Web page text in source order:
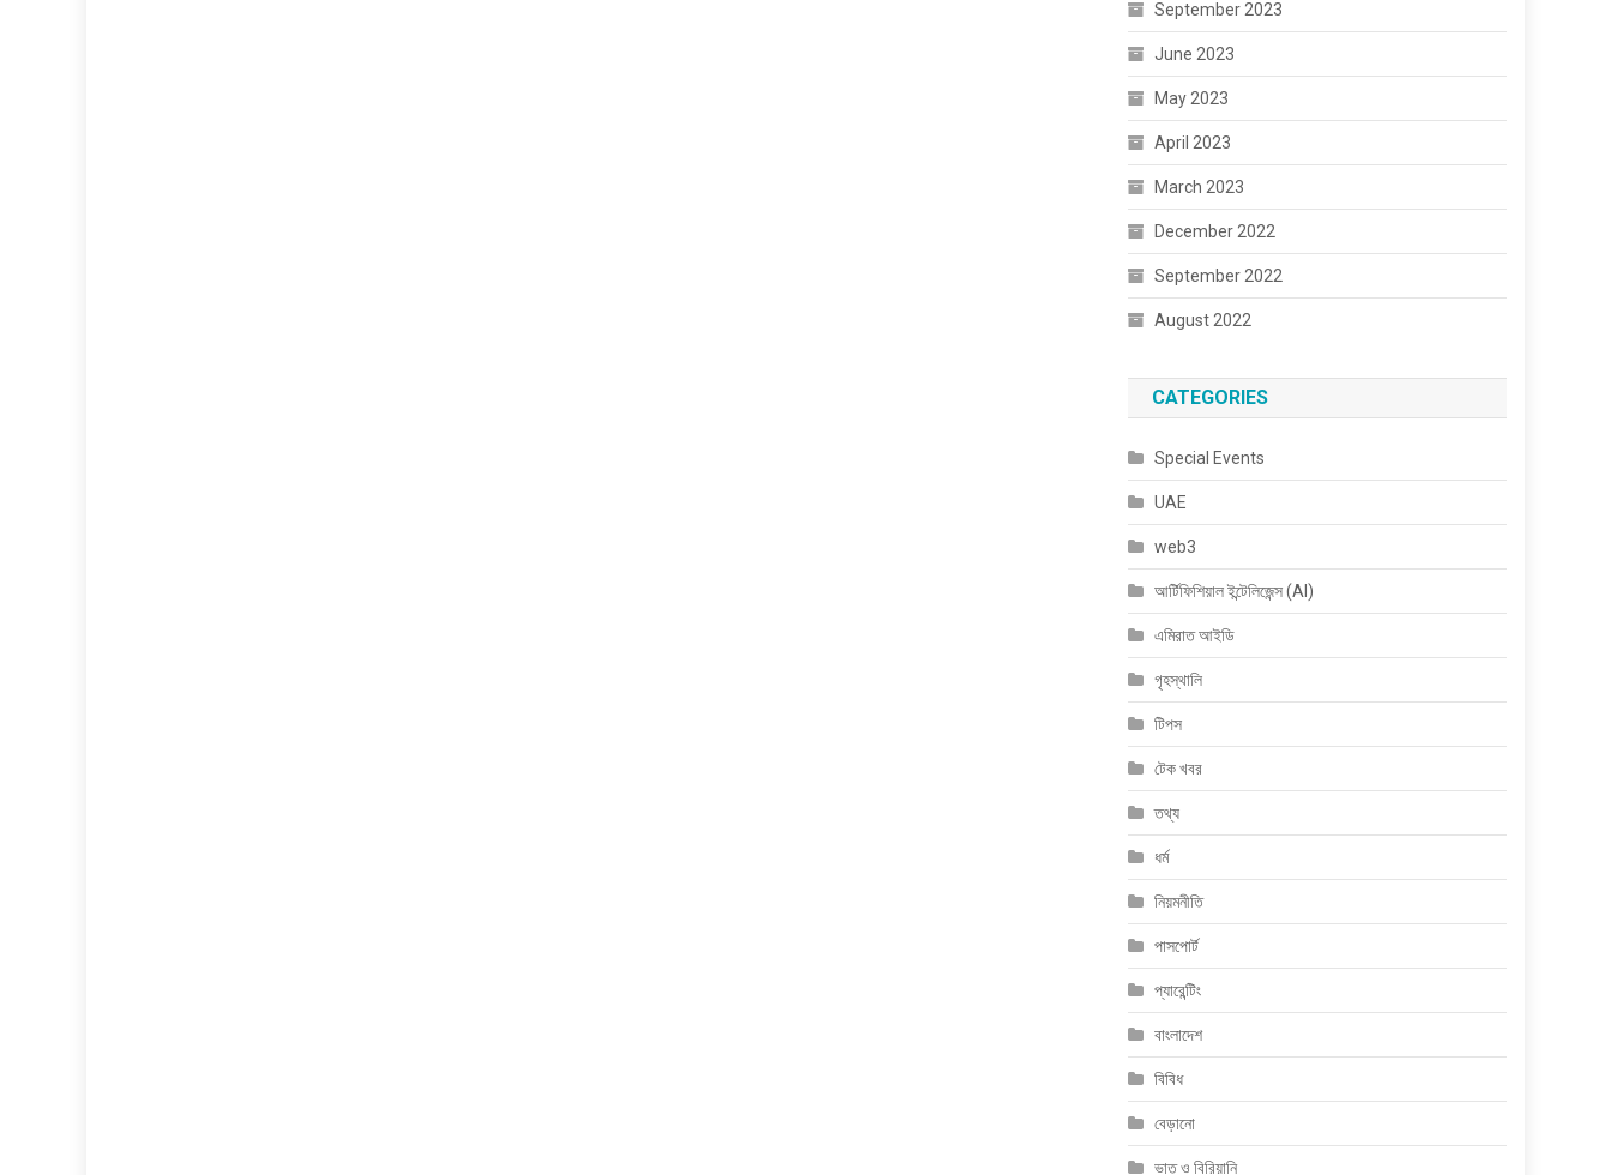
September 2023
June 2023
May 2023
April 2023
March 2023
December 2022
September 2022
August 2022
CATEGORIES
Special Events
UAE
web3
আর্টিফিশিয়াল ইন্টেলিজেন্স (AI)
এমিরাত আইডি
গৃহস্থালি
টিপস
টেক খবর
তথ্য
ধর্ম
নিয়মনীতি
পাসপোর্ট
প্যারেন্টিং
বাংলাদেশ
বিবিধ
বেড়ানো
ভাত ও বিরিয়ানি